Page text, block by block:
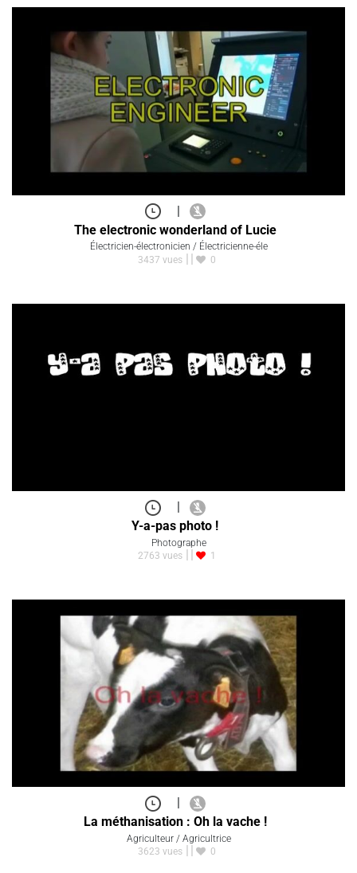
|
The electronic wonderland of Lucie
Électricien-électronicien / Électricienne-éle
3437 vues
0
|
Y-a-pas photo !
Photographe
2763 vues
1
La méthanisation : Oh la vache !
Agriculteur / Agricultrice
3623 vues
0